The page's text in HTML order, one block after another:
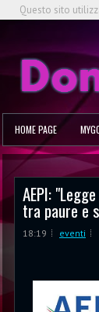
HOME PAGE
AEPI:
tra paure e
18:19 eventi
Questo sito